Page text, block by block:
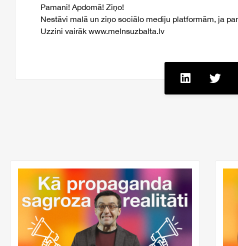
Pamani! Apdomā! Ziņo!
Nestāvi malā un ziņo sociālo mediju platformām, ja
Uzzini vairāk www.melnsuzbalta.lv